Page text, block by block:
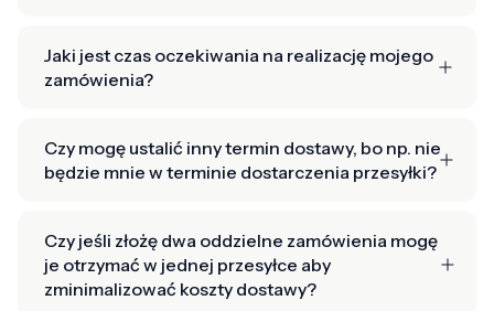
Jaki jest czas oczekiwania na realizację mojego
zamówienia?
Czy mogę ustalić inny termin dostawy, bo np. nie
będzie mnie w terminie dostarczenia przesyłki?
Czy jeśli złożę dwa oddzielne zamówienia mogę
je otrzymać w jednej przesyłce aby
zminimalizować koszty dostawy?